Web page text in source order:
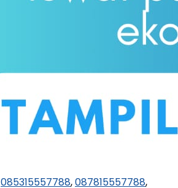
085315557788,087815557788,